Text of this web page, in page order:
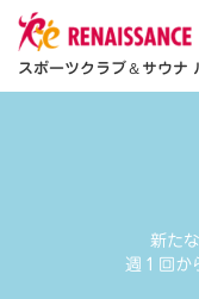
スポーツクラブ＆サウナ
新た
週１回か